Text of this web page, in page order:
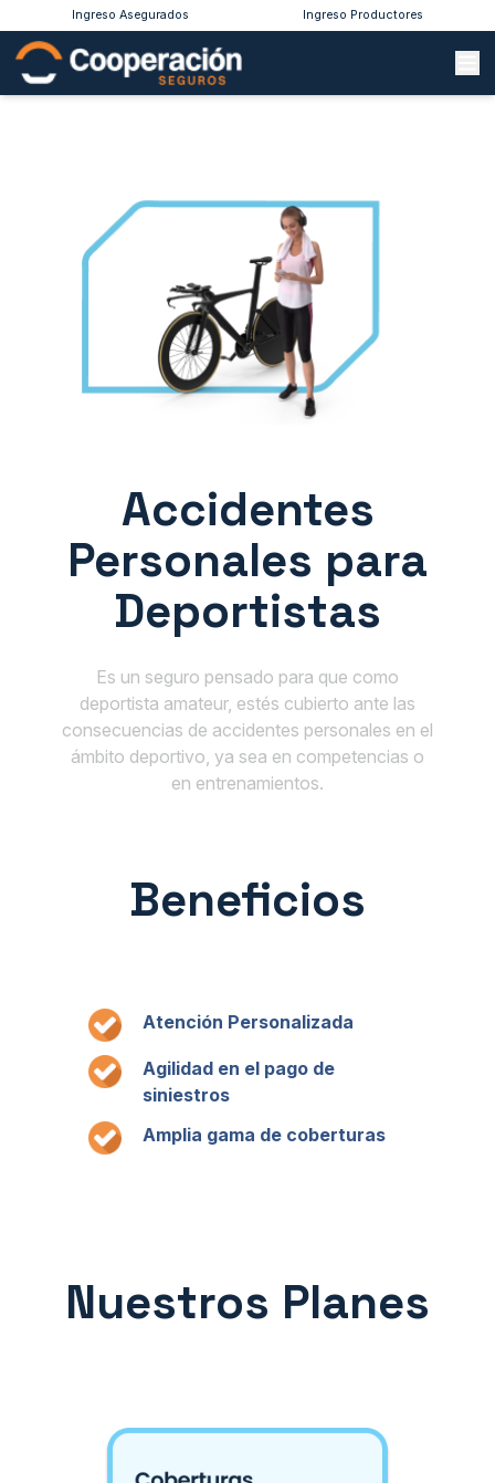
Ingreso Asegurados Ingreso Productores
Accidentes
Personales para
Deportistas
Es un seguro pensado para que como
deportista amateur, estés cubierto ante las
consecuencias de accidentes personales en el
ámbito deportivo, ya sea en competencias o
en entrenamientos.
Beneficios
Atención Personalizada
Agilidad en el pago de
siniestros
Amplia gama de coberturas
Nuestros Planes